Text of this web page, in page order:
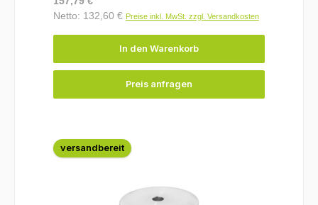
Netto: 132,60 € Preise inkl. MwSt. zzgl. Versandkosten
In den Warenkorb
Preis anfragen
versandbereit